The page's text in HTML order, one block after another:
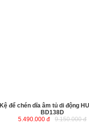
Kệ để chén dĩa âm tủ di động
BD138D
5.490.000 đ
9.150.000 đ